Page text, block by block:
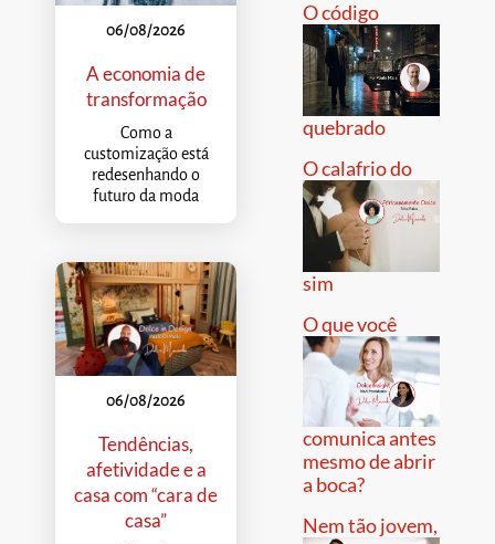
06/08/2026
A economia de
transformação
Como a
customização está
redesenhando o
futuro da moda
06/08/2026
Tendências,
afetividade e a
casa com “cara de
casa”
O código
quebrado
O calafrio do
sim
O que você
comunica antes
mesmo de abrir
a boca?
Nem tão jovem,